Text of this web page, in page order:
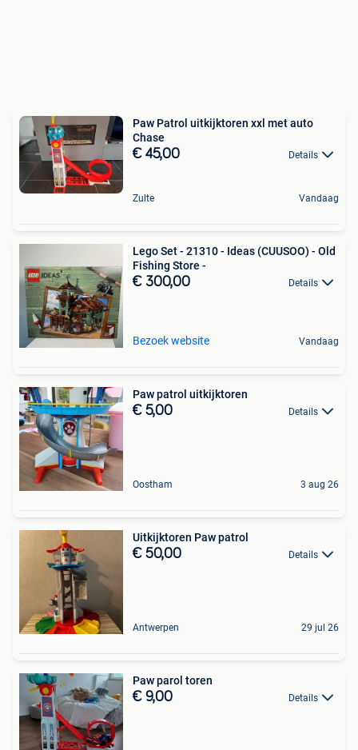
Paw Patrol uitkijktoren xxl met auto
Chase
€ 45,00 Details
Zulte Vandaag
Lego Set - 21310 - Ideas (CUUSOO) - Old
Fishing Store -
€ 300,00 Details
Bezoek website Vandaag
Paw patrol uitkijktoren
€ 5,00 Details
Oostham 3 aug 26
Uitkijktoren Paw patrol
€ 50,00 Details
Antwerpen 29 jul 26
Paw parol toren
€ 9,00 Details